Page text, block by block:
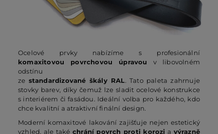
Ocelové prvky nabízíme s profesionální
komaxitovou povrchovou úpravou
v libovolném
odstínu
ze standardizované škály RAL. Tato paleta zahrnuje
stovky barev, díky čemuž lze sladit ocelové konstrukce
s interiérem či fasádou. Ideální volba pro každého, kdo
chce kvalitní a atraktivní finální design.
Moderní komaxitové lakování zajišťuje nejen estetický
vzhled, ale také chrání povrch proti korozi a výrazně